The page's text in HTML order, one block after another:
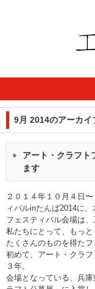
9月 2014のアーカイ
アート・クラフト
ます
２０１４年１０月４日〜
ィバルinたんば2014に、
フェスティバル会場は、
私たちにとって、もっと
たくさんのものを得たフ
初めて、アート・クラ
３年。
会場となっている、兵